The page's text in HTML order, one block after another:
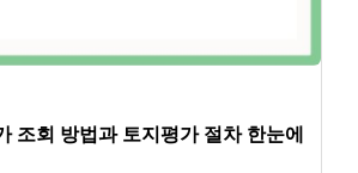
조회 방법과 토지평가 절차 한눈에